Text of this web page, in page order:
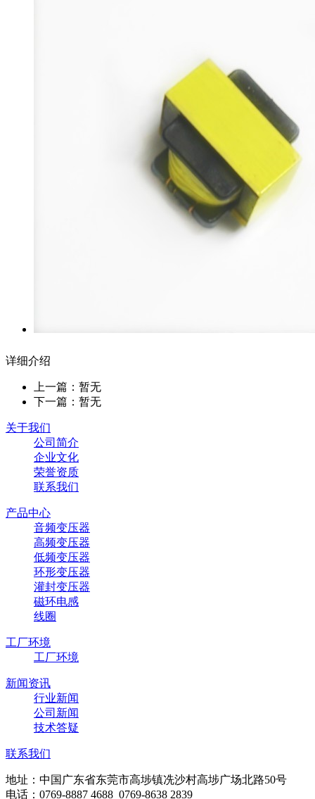
详细介绍
上一篇：暂无
下一篇：暂无
关于我们
公司简介
企业文化
荣誉资质
联系我们
产品中心
音频变压器
高频变压器
低频变压器
环形变压器
灌封变压器
磁环电感
线圈
工厂环境
工厂环境
新闻资讯
行业新闻
公司新闻
技术答疑
联系我们
地址：中国广东省东莞市高埗镇冼沙村高埗广场北路50号
电话：0769-8887 4688 0769-8638 2839